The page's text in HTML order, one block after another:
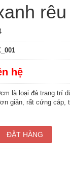
hệ
là loại đá trang trí
giản, rất cứng cáp,
ĐẶT HÀNG